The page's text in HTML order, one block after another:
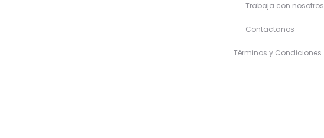
Trabaja con nosotros
Contactanos
Términos y Condiciones